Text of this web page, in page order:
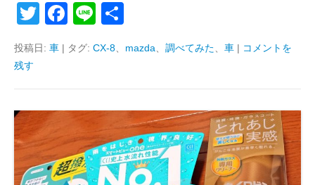
T
wi
tt
F
c
b
o
o
k
Li
e
投稿日: 車 | タグ: CX-8、 mazda、 調べてみた、 車 | コメントを
残す